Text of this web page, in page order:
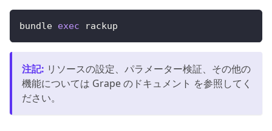
bundle exec rackup
注記: リソースの設定、パラメーター検証、その他の
機能については Grape のドキュメント を参照してく
ださい。